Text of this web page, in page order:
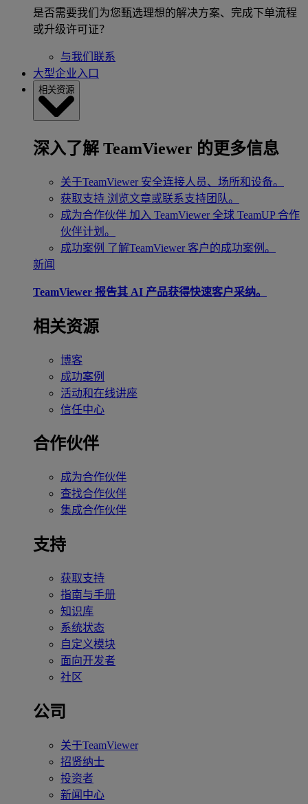
是否需要我们为您甄选理想的解决方案、完成下单流程
或升级许可证？
与我们联系
大型企业入口
相关资源
深入了解 TeamViewer 的更多信息
关于TeamViewer 安全连接人员、场所和设备。
获取支持 浏览文章或联系支持团队。
成为合作伙伴 加入 TeamViewer 全球 TeamUP 合作
伙伴计划。
成功案例 了解TeamViewer 客户的成功案例。
新闻
TeamViewer 报告其 AI 产品获得快速客户采纳。
相关资源
博客
成功案例
活动和在线讲座
信任中心
合作伙伴
成为合作伙伴
查找合作伙伴
集成合作伙伴
支持
获取支持
指南与手册
知识库
系统状态
自定义模块
面向开发者
社区
公司
关于TeamViewer
招贤纳士
投资者
新闻中心